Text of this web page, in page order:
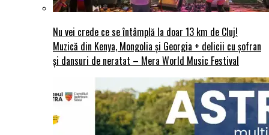
Nu vei crede ce se întâmplă la doar 13 km de Cluj!
Muzică din Kenya, Mongolia și Georgia + delicii cu șofran
și dansuri de neratat – Mera World Music Festival